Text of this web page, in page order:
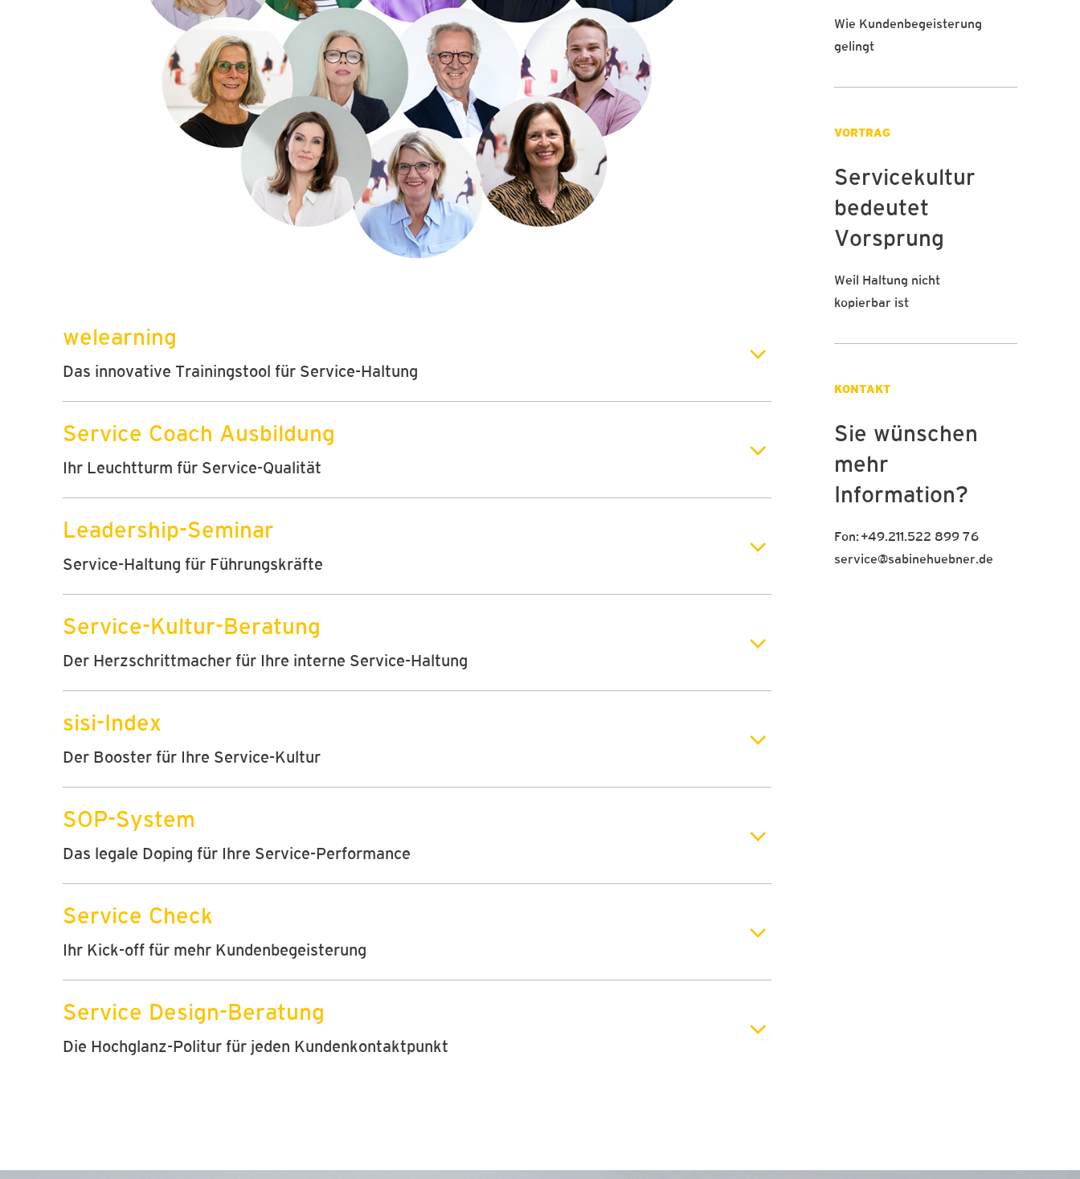
welearning
Das innovative Trainingstool für Service-Haltung
Service Coach Ausbildung
Ihr Leuchtturm für Service-Qualität
Leadership-Seminar
Service-Haltung für Führungskräfte
Service-Kultur-Beratung
Der Herzschrittmacher für Ihre interne Service-Haltung
sisi-Index
Der Booster für Ihre Service-Kultur
SOP-System
Das legale Doping für Ihre Service-Performance
Service Check
Ihr Kick-off für mehr Kundenbegeisterung
Service Design-Beratung
Die Hochglanz-Politur für jeden Kundenkontaktpunkt
Wie Kundenbegeisterung
gelingt
VORTRAG
Servicekultur
bedeutet
Vorsprung
Weil Haltung nicht
kopierbar ist
KONTAKT
Sie wünschen
mehr
Information?
Fon:+49.211.522 899 76
service@sabinehuebner.de